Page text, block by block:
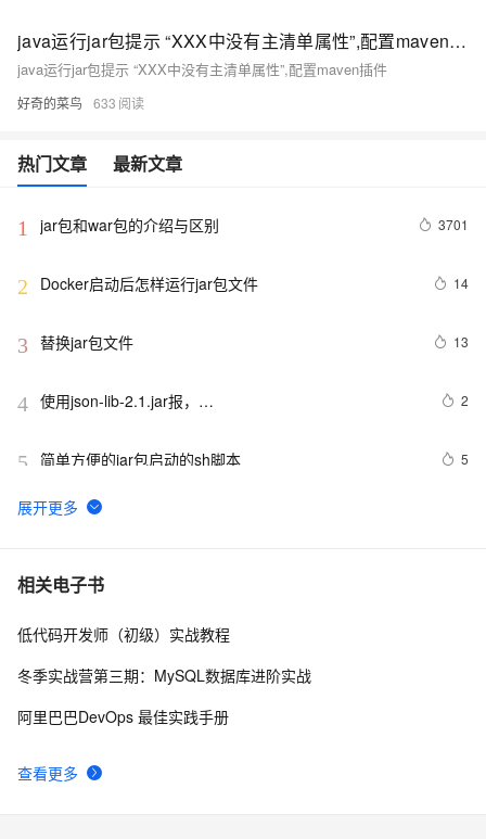
java运行jar包提示 “XXX中没有主清单属性”,配置maven插件
java运行jar包提示 “XXX中没有主清单属性”,配置maven插件
好奇的菜鸟 633
热门文章 最新文章
1 jar包和war包的介绍与区别 3701
2 Docker启动后怎样运行jar包文件 14
3 替换jar包文件 13
4 使用json-lib-2.1.jar报，
member of class
2
5 简单方便的jar包启动的sh脚本 5
6 使用docker-compose启动指定jar包
7 springboot打成jar包，在windows上运行出现乱码
8 【Android 安全】DEX 加密 ( 常用 Android 反编译工具 |
JAR文件
相关电子书
查看更多
低代码开发师（初级）实战教程
冬季实战营第三期：MySQL数据库进阶实战
阿里巴巴DevOps 最佳实践手册